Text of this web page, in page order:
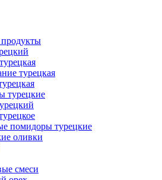
турецкая
турецкие
помидоры турецкие
оливки
смеси